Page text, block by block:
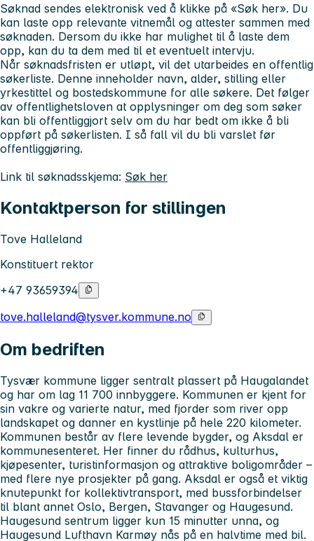
Søknad sendes elektronisk ved å klikke på «Søk her». Du
kan laste opp relevante vitnemål og attester sammen med
søknaden. Dersom du ikke har mulighet til å laste dem
opp, kan du ta dem med til et eventuelt intervju.
Når søknadsfristen er utløpt, vil det utarbeides en offentlig
søkerliste. Denne inneholder navn, alder, stilling eller
yrkestittel og bostedskommune for alle søkere. Det følger
av offentlighetsloven at opplysninger om deg som søker
kan bli offentliggjort selv om du har bedt om ikke å bli
oppført på søkerlisten. I så fall vil du bli varslet før
offentliggjøring.
Link til søknadsskjema: Søk her
Kontaktperson for stillingen
Tove Halleland
Konstituert rektor
+47 93659394
tove.halleland@tysver.kommune.no
Om bedriften
Tysvær kommune ligger sentralt plassert på Haugalandet
og har om lag 11 700 innbyggere. Kommunen er kjent for
sin vakre og varierte natur, med fjorder som river opp
landskapet og danner en kystlinje på hele 220 kilometer.
Kommunen består av flere levende bygder, og Aksdal er
kommunesenteret. Her finner du rådhus, kulturhus,
kjøpesenter, turistinformasjon og attraktive boligområder –
med flere nye prosjekter på gang. Aksdal er også et viktig
knutepunkt for kollektivtransport, med bussforbindelser
til blant annet Oslo, Bergen, Stavanger og Haugesund.
Haugesund sentrum ligger kun 15 minutter unna, og
Haugesund Lufthavn Karmøy nås på en halvtime med bil.